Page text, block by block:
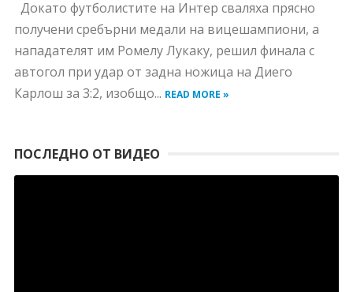
Докато футболистите на Интер сваляха прясно
получени сребърни медали на вицешампиони, а
нападателят им Ромелу Лукаку, решил финала с
автогол при удар от задна ножица на Диего
Карлош за 3:2, изобщо... READ MORE »
ПОСЛЕДНО ОТ ВИДЕО